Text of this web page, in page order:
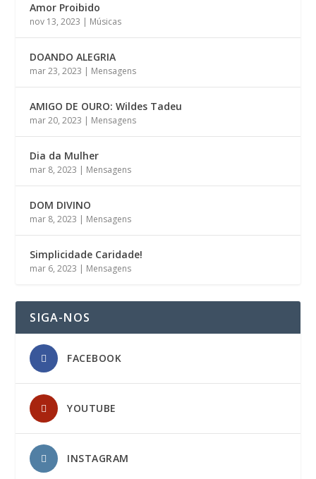
Amor Proibido
nov 13, 2023 | Músicas
DOANDO ALEGRIA
mar 23, 2023 | Mensagens
AMIGO DE OURO: Wildes Tadeu
mar 20, 2023 | Mensagens
Dia da Mulher
mar 8, 2023 | Mensagens
DOM DIVINO
mar 8, 2023 | Mensagens
Simplicidade Caridade!
mar 6, 2023 | Mensagens
SIGA-NOS
FACEBOOK
YOUTUBE
INSTAGRAM